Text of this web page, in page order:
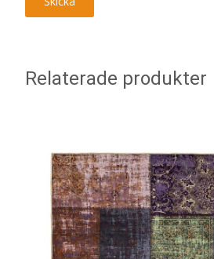
Relaterade produkter